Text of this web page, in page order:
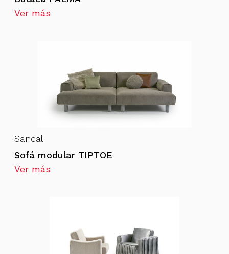
Ver más
Sancal
Sofá modular TIPTOE
Ver más